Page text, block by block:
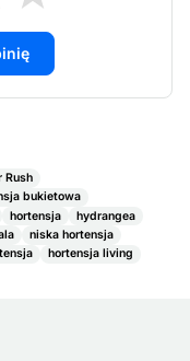
Rush
bukietowa
hortensja
hydrangea
niska hortensja
hortensja living